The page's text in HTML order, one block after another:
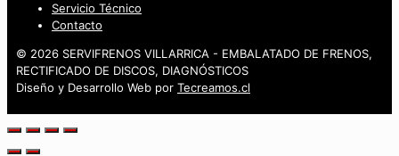
Servicio Técnico
Contacto
© 2026 SERVIFRENOS VILLARRICA - EMBALATADO DE FRENOS,
RECTIFICADO DE DISCOS, DIAGNÓSTICOS
Diseño y Desarrollo Web por Tecreamos.cl